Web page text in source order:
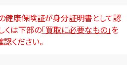
健康保険証が身分証明書として認
くは下部の「買取に必要なもの」を
認ください。